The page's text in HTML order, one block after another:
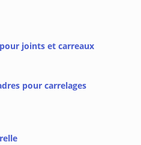
joints et carreaux
pour carrelages